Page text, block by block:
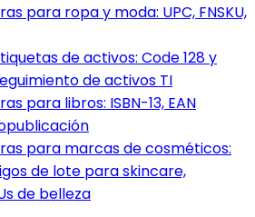
para ropa y moda: UPC, FNSKU,
de activos: Code 128 y
de activos TI
para libros: ISBN-13, EAN
para marcas de cosméticos:
de lote para skincare,
de belleza